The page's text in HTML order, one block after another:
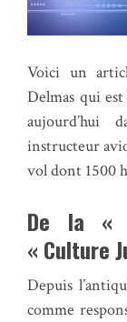
Voici un
Delmas qui
aujourd’hui
instructeur
vol dont 1500
De la «
« Culture
Depuis
comme